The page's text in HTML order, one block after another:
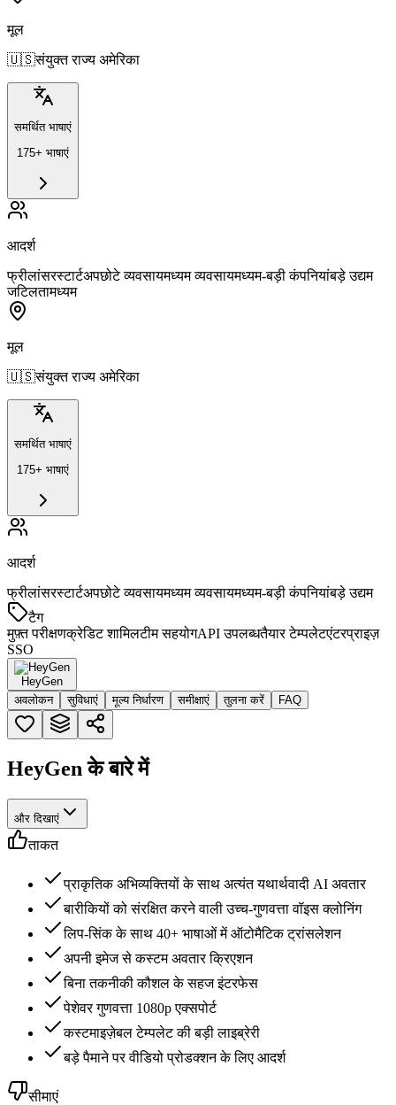
मूल
🇺🇸संयुक्त राज्य अमेरिका
समर्थित भाषाएं
175+ भाषाएं
आदर्श
फ्रीलांसरस्टार्टअपछोटे व्यवसायमध्यम व्यवसायमध्यम-बड़ी कंपनियांबड़े उद्यम
जटिलतामध्यम
मूल
🇺🇸संयुक्त राज्य अमेरिका
समर्थित भाषाएं
175+ भाषाएं
आदर्श
फ्रीलांसरस्टार्टअपछोटे व्यवसायमध्यम व्यवसायमध्यम-बड़ी कंपनियांबड़े उद्यम
टैग
मुफ़्त परीक्षणक्रेडिट शामिलटीम सहयोगAPI उपलब्धतैयार टेम्पलेटएंटरप्राइज़
SSO
HeyGen
अवलोकन
सुविधाएं मूल्य निर्धारण समीक्षाएं तुलना करें FAQ
HeyGen के बारे में
और दिखाएं
ताकत
प्राकृतिक अभिव्यक्तियों के साथ अत्यंत यथार्थवादी AI अवतार
बारीकियों को संरक्षित करने वाली उच्च-गुणवत्ता वॉइस क्लोनिंग
लिप-सिंक के साथ 40+ भाषाओं में ऑटोमैटिक ट्रांसलेशन
अपनी इमेज से कस्टम अवतार क्रिएशन
बिना तकनीकी कौशल के सहज इंटरफेस
पेशेवर गुणवत्ता 1080p एक्सपोर्ट
कस्टमाइज़ेबल टेम्पलेट की बड़ी लाइब्रेरी
बड़े पैमाने पर वीडियो प्रोडक्शन के लिए आदर्श
सीमाएं